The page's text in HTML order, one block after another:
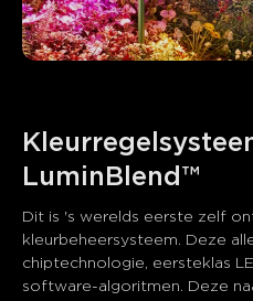
LuminBlend™
Dit is 's werelds eerste zelf
kleurbeheersysteem. Deze
chiptechnologie, eersteklas
software-algoritmen. Deze